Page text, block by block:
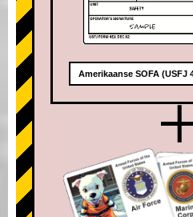
Amerikaanse SOFA (USFJ